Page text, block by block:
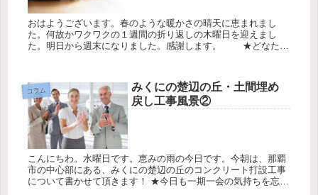
おはようございます。春のような暖かさの晴天に恵まれまし
た。何故かワクワクの１週間の折り返しの木曜日を迎えまし
た。明日から週末になりました。感謝します。 ★どなた様
コラム
みくにの楚辺の丘・土間埋め
戻し工事風景②
こんにちわ。水曜日です。恵みの雨の今日です。今朝は、那覇
市の中心部にある、みくにの楚辺の丘のコンクリート打設工事
について書かせて頂きます！ ★今日も一期一会の気持ちを忘れ